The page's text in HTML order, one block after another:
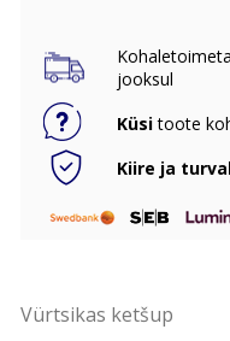
jooksul
Küsitoote
Kiire ja
Vürtsikas ketšup